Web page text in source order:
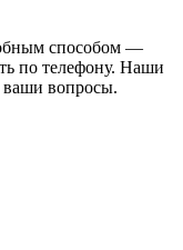
способом —
по телефону. Наши
ваши вопросы.